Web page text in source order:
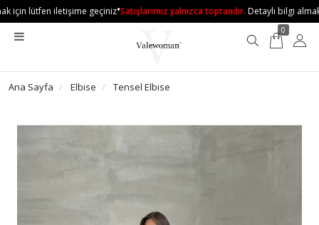
için lütfen iletişime geçiniz•Satışlarımız yalnızca toptandır.Detaylı bilgi almak
0
Ana Sayfa Elbise Tensel Elbise